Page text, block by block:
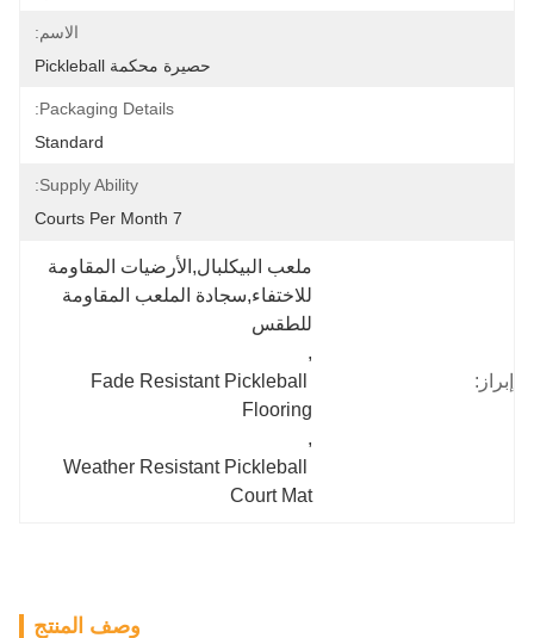
الاسم:
حصيرة محكمة Pickleball
Packaging Details:
Standard
Supply Ability:
إبراز:
ملعب البيكلبال,الأرضيات المقاومة
للاختفاء,سجادة الملعب المقاومة
للطقس
,
Fade Resistant Pickleball
Flooring
,
Weather Resistant Pickleball
Court Mat
وصف المنتج